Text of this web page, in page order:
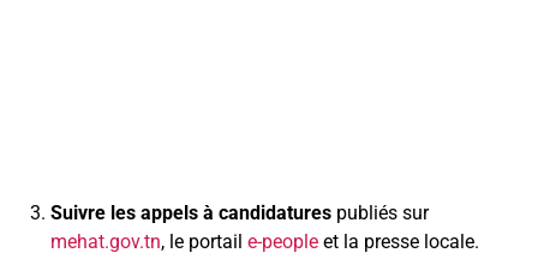
Suivre les appels à candidatures publiés sur
mehat.gov.tn, le portail e-people et la presse locale.